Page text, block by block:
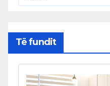
Të fundit